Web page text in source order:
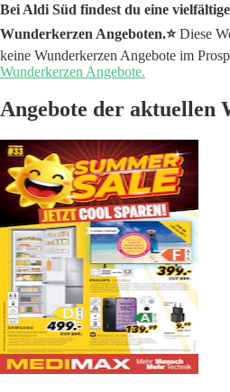
Bei Aldi Süd findest du eine
Wunderkerzen Angeboten.⭐️Diese
keine Wunderkerzen Angebote im
Wunderkerzen Angebote.
Angebote der aktuellen